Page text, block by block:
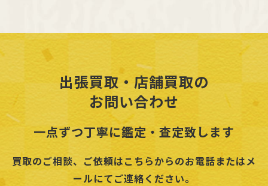
出張買取・店舗買取の
お問い合わせ
一点ずつ丁寧に鑑定・査定致します
買取のご相談、ご依頼はこちらからのお電話またはメ
ールにてご連絡ください。